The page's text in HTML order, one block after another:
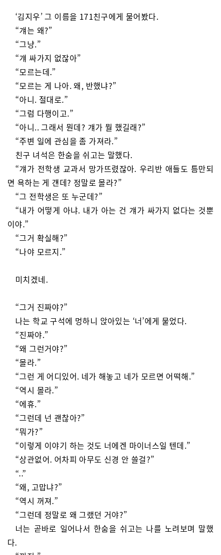
‘김지우’ 그 이름을 171친구에게 물어봤다.
“걔는 왜?”
“그냥.”
“걔 싸가지 없잖아”
“모르는데.”
“모르는 게 나아. 왜, 반했냐?”
“아니. 절대로.”
“그럼 다행이고.”
“아니.. 그래서 뭔데? 걔가 뭘 했길래?”
“주변 일에 관심을 좀 가져라.”
친구 녀석은 한숨을 쉬고는 말했다.
“걔가 전학생 교과서 망가뜨렸잖아. 우리반 애들도 틈만되
면 욕하는 게 걘데? 정말로 몰라?”
“그 전학생은 또 누군데?”
“내가 어떻게 아냐. 내가 아는 건 걔가 싸가지 없다는 것뿐
이야.”
“그거 확실해?”
“나야 모르지.”
미치겠네.
“그거 진짜야?”
나는 학교 구석에 멍하니 앉아있는 ‘너’에게 물었다.
“진짜야.”
“왜 그런거야?”
“몰라.”
“그런 게 어디있어. 네가 해놓고 네가 모르면 어떡해.”
“역시 몰라.”
“에휴.”
“그런데 넌 괜찮아?”
“뭐가?”
“이렇게 이야기 하는 것도 너에겐 마이너스일 텐데.”
“상관없어. 어차피 아무도 신경 안 쓸걸?”
“..”
“왜, 고맙냐?”
“역시 꺼져.”
“그런데 정말로 왜 그랬던 거야?”
너는 곧바로 일어나서 한숨을 쉬고는 나를 노려보며 말했
다.